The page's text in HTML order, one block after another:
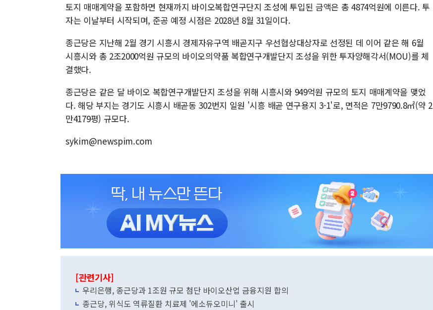
토지 매매계약을 포함하면 현재까지 바이오복합연구단지 조성에 투입된 금액은 총 4874억원에 이른다. 투
자는 이날부터 시작되며, 준공 예정 시점은 2028년 8월 31일이다.
종근당은 지난해 2월 경기 시흥시 경제자유구역 배곧지구 우선협상대상자로 선정된 데 이어 같은 해 6월
시흥시와 총 2조2000억원 규모의 바이오의약품 복합연구개발단지 조성을 위한 투자양해각서(MOU)를 체
결했다.
종근당은 같은 달 바이오 복합연구개발단지 조성을 위해 시흥시와 949억원 규모의 토지 매매계약을 맺었
다. 해당 부지는 경기도 시흥시 배곧동 302번지 일원 '시흥 배곧 연구용지 3-1'로, 면적은 7만9790.8㎡(약 2
만4179평) 규모다.
sykim@newspim.com
[관련기사]
우리은행, 종근당과 1조원 규모 첨단 바이오산업 금융지원 합의
종근당, 위식도 역류질환 치료제 '에소듀오미니' 출시